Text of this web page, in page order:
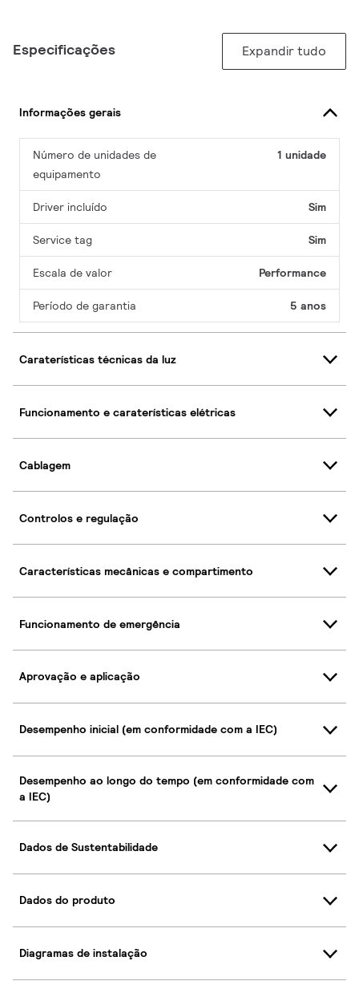
Especificações Expandir tudo
Informações gerais
Número de unidades de
equipamento
1 unidade
Driver incluído Sim
Service tag Sim
Escala de valor Performance
Período de garantia 5 anos
Caraterísticas técnicas da luz
Funcionamento e caraterísticas elétricas
Cablagem
Controlos e regulação
Características mecânicas e compartimento
Funcionamento de emergência
Aprovação e aplicação
Desempenho inicial (em conformidade com a IEC)
Desempenho ao longo do tempo (em conformidade com
a IEC)
Dados de Sustentabilidade
Dados do produto
Diagramas de instalação